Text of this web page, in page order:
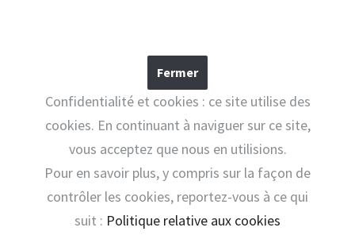
Confidentialité et cookies : ce site utilise des
cookies. En continuant à naviguer sur ce site,
vous acceptez que nous en utilisions.
Pour en savoir plus, y compris sur la façon de
contrôler les cookies, reportez-vous à ce qui
suit : Politique relative aux cookies